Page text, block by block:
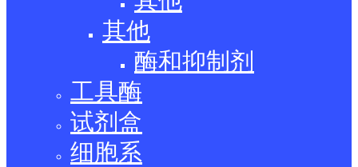
其他
酶和抑制剂
工具酶
试剂盒
细胞系